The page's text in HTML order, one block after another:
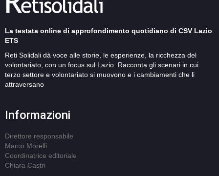
La testata online di approfondimento quotidiano di CSV Lazio
ETS
Reti Solidali dà voce alle storie, le esperienze, la ricchezza del
volontariato, con un focus sul Lazio. Racconta gli scenari in cui
terzo settore e volontariato si muovono e i cambiamenti che li
attraversano
Informazioni
Direttore responsabile
Marco Morelli
Coordinatrice editoriale
Chiara Castri